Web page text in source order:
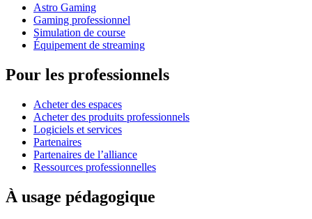
Astro Gaming
Gaming professionnel
Simulation de course
Équipement de streaming
Pour les professionnels
Acheter des espaces
Acheter des produits professionnels
Logiciels et services
Partenaires
Partenaires de l’alliance
Ressources professionnelles
À usage pédagogique